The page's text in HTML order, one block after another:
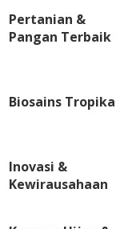
Pertanian &
Pangan Terbaik
Biosains Tropika
Inovasi &
Kewirausahaan